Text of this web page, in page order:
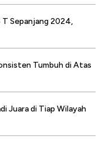
T Sepanjang 2024,
Tumbuh di Atas
Juara di Tiap Wilayah